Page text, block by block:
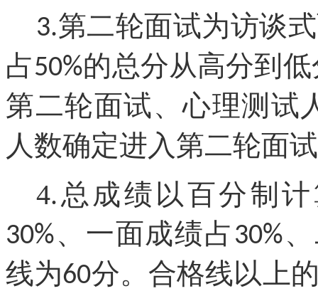
3.第二轮面试为访谈
占50%的总分从高分到
第二轮面试、心理测试
人数确定进入第二轮面试
4.总成绩以百分制
30%、一面成绩占 30%
线为60分。合格线以上